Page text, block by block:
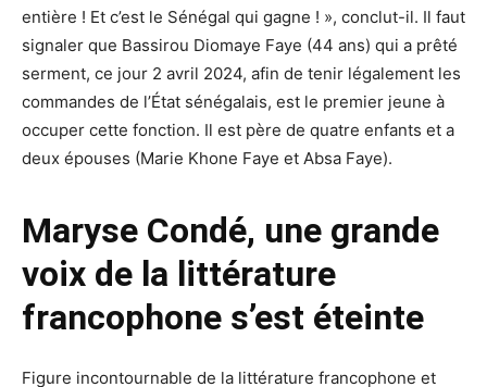
entière ! Et c’est le Sénégal qui gagne ! », conclut-il. Il faut
signaler que Bassirou Diomaye Faye (44 ans) qui a prêté
serment, ce jour 2 avril 2024, afin de tenir légalement les
commandes de l’État sénégalais, est le premier jeune à
occuper cette fonction. Il est père de quatre enfants et a
deux épouses (Marie Khone Faye et Absa Faye).
Maryse Condé, une grande
voix de la littérature
francophone s’est éteinte
Figure incontournable de la littérature francophone et